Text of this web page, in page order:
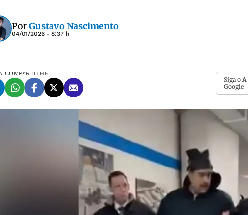
PorGustavo Nascimento
04/01/2026 - 8:37 h
COMPARTILHE
Siga o A
Google